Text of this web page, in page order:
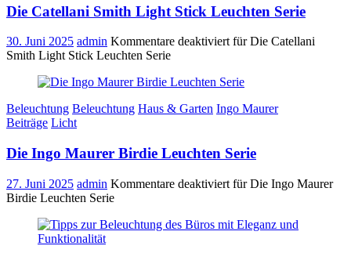
Die Catellani Smith Light Stick Leuchten Serie
30. Juni 2025 admin Kommentare deaktiviert für Die Catellani
Smith Light Stick Leuchten Serie
Beleuchtung Beleuchtung Haus & Garten Ingo Maurer
Beiträge Licht
Die Ingo Maurer Birdie Leuchten Serie
27. Juni 2025 admin Kommentare deaktiviert für Die Ingo Maurer
Birdie Leuchten Serie